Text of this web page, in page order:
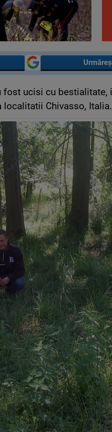
fost ucisi cu bestialitate,
localitatii Chivasso, Italia.